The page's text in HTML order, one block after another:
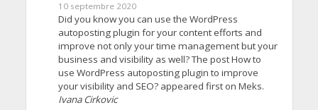
10 septembre 2020
Did you know you can use the WordPress
autoposting plugin for your content efforts and
improve not only your time management but your
business and visibility as well? The post How to
use WordPress autoposting plugin to improve
your visibility and SEO? appeared first on Meks.
Ivana Cirkovic